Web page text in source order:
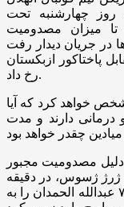
روز چهارشنبه تحت
میزان مصدومیت
جریان دیدار رفت
پاختاکور ازبکستان
رخ داد.
خواهد کرد که آیا
درمانی دارند و مدت
دلیل مصدومیت مجبور
ژرژ ژسوس، در دقیقه
۳۹ محمد کنو را به جای البلیهی و در دقیقه ۷۶ عبدالله الحمدان را به